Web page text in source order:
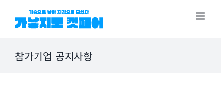
참가기업 공지사항